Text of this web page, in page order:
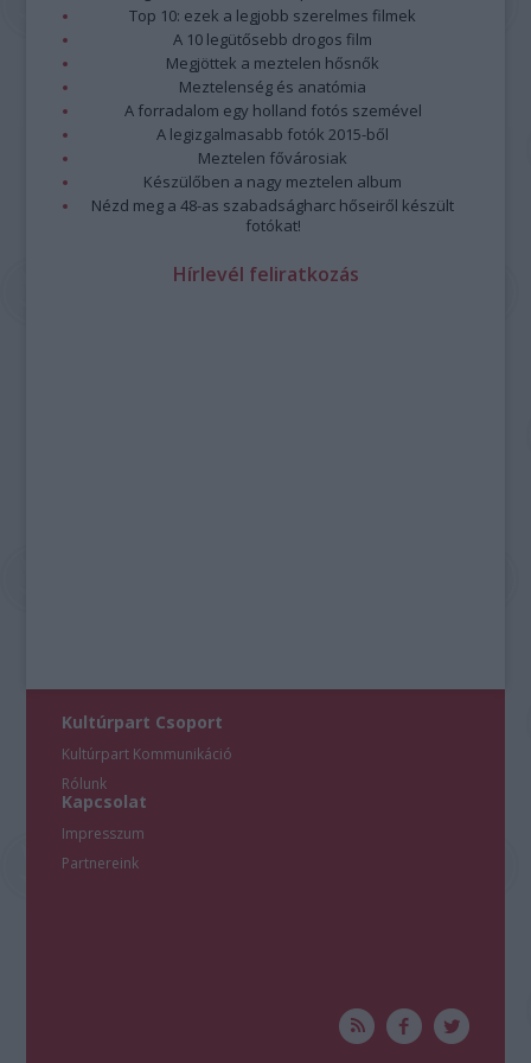
Top 10: ezek a legjobb szerelmes filmek
A 10 legütősebb drogos film
Megjöttek a meztelen hősnők
Meztelenség és anatómia
A forradalom egy holland fotós szemével
A legizgalmasabb fotók 2015-ből
Meztelen fővárosiak
Készülőben a nagy meztelen album
Nézd meg a 48-as szabadságharc hőseiről készült
fotókat!
Hírlevél feliratkozás
Kultúrpart Csoport
Kultúrpart Kommunikáció
Rólunk
Kapcsolat
Impresszum
Partnereink